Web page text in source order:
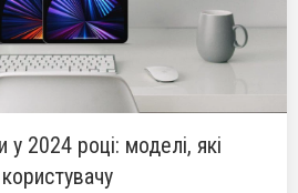
2024 році: моделі, які